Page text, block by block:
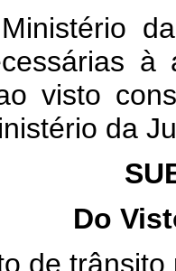
visto
da
Do
de